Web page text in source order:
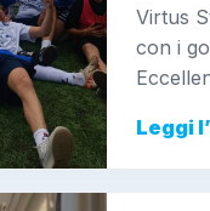
Virtus
con i
Leggi